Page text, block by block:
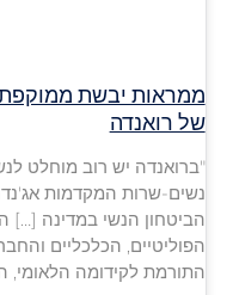
ממראות יבשת
של רואנדה
נשים-שרות המקדמות
הביטחון הנשי במדינה
הפוליטיים, הכלכליים
התורמת לקידומה הלאומי,